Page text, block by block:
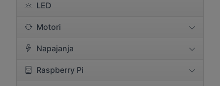
LED
Motori
Napajanja
Raspberry Pi